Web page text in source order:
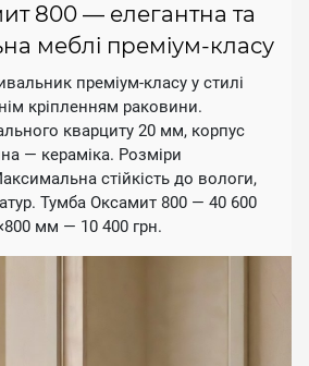
800 — елегантна та
меблі преміум-класу
преміум-класу у стилі
кріпленням раковини.
кварциту 20 мм, корпус
— кераміка. Розміри
стійкість до вологи,
Тумба Оксамит 800 — 40 600
мм — 10 400 грн.